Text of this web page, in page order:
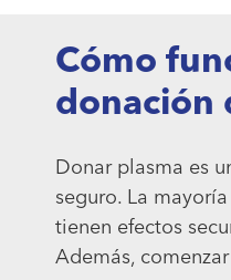
Cómo
donación
Donar plasma es
seguro. La
tienen efectos
Además,